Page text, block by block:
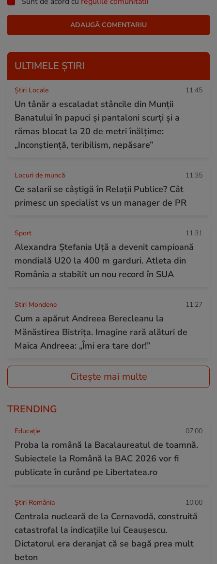
ULTIMELE ȘTIRI
Știri Locale 11:45
Un tânăr a escaladat stâncile din Munții
Banatului în papuci și pantaloni scurți și a
rămas blocat la 20 de metri înălțime:
„Inconştienţă, teribilism, nepăsare”
Locuri de muncă 11:35
Ce salarii se câștigă în Relații Publice? Cât
primesc un specialist vs un manager de PR
Sport 11:31
Alexandra Ștefania Uță a devenit campioană
mondială U20 la 400 m garduri. Atleta din
România a stabilit un nou record în SUA
Stiri Mondene 11:27
Cum a apărut Andreea Berecleanu la
Mănăstirea Bistrița. Imagine rară alături de
Maica Andreea: „Îmi era tare dor!”
Citește mai multe
TRENDING
Educație 07:00
Proba la română la Bacalaureatul de toamnă.
Subiectele la Română la BAC 2026 vor fi
publicate în curând pe Libertatea.ro
Știri România 10:00
Centrala nucleară de la Cernavodă, construită
catastrofal la indicațiile lui Ceaușescu.
Dictatorul era deranjat că se bagă prea mult
beton